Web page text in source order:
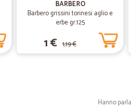
BARBERO
Barbero grissini torinesi aglio e
erbe gr.125
1 € 1,19 €
Hanno